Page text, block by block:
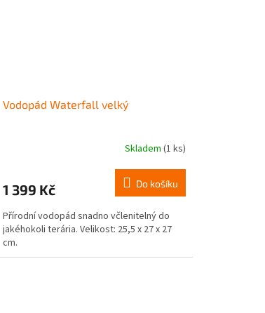
Vodopád Waterfall velký
Skladem (1 ks)
1 399 Kč Do košíku
Přírodní vodopád snadno včlenitelný do
jakéhokoli terária. Velikost: 25,5 x 27 x 27
cm.